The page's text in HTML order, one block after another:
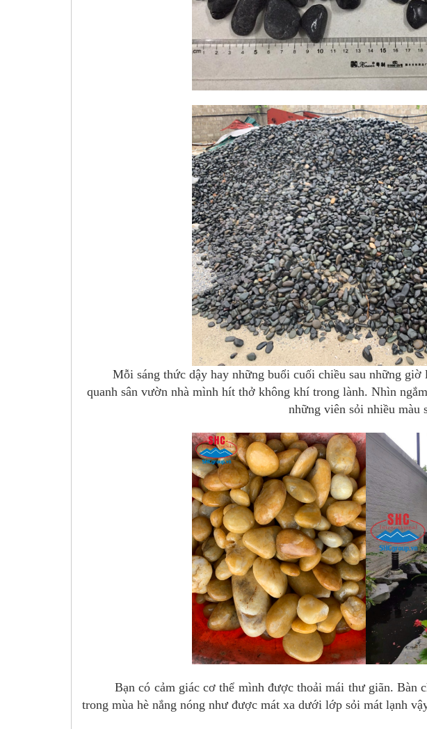
Mỗi sáng thức dậy hay những buổi cuối chiều sau những giờ
quanh sân vườn nhà mình hít thở không khí trong lành. Nhìn
những viên sỏi nhiều màu
Bạn có cảm giác cơ thể mình được thoải mái thư giãn. Bàn
trong mùa hè nắng nóng như được mát xa dưới lớp sỏi mát lạnh